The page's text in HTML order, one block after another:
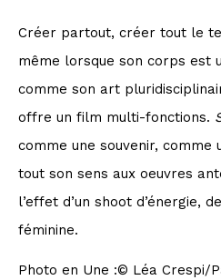
Créer partout, créer tout le
même lorsque son corps est
comme son art
offre un film multi-fonctions.
comme une souvenir, comme
tout son sens aux oeuvres
l’effet d’un shoot d’énergie,
féminine.
Photo en Une :© Léa Crespi/